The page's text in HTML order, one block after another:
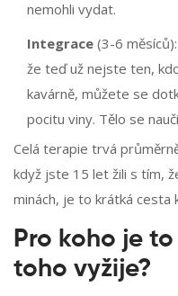
nemohli vydat.
Integrace (3-6
že teď už nejste ten,
kavárně, můžete se
pocitu viny. Tělo se
Celá terapie trvá
když jste 15 let žili s tím,
minách, je to krátká cesta
Pro koho je
toho vyžije?